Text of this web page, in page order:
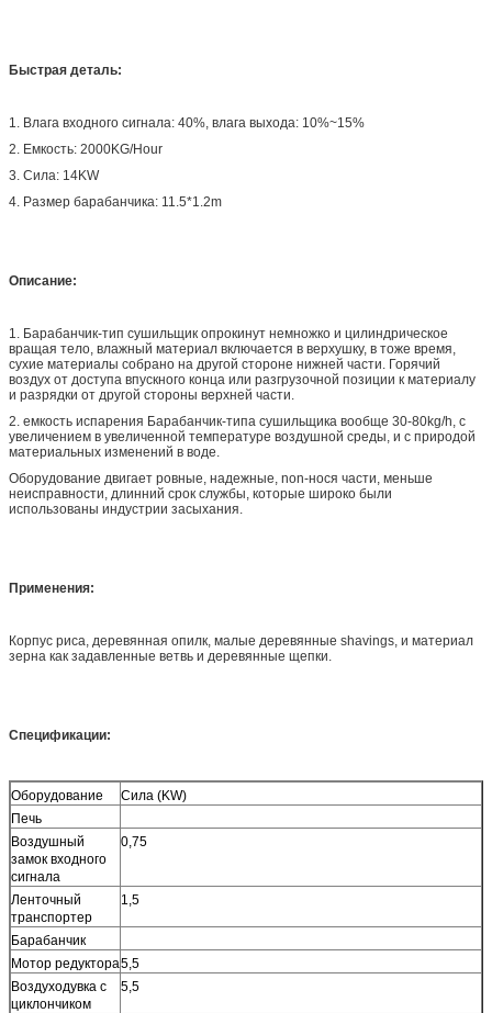
Быстрая деталь:
1. Влага входного сигнала: 40%, влага выхода: 10%~15%
2. Емкость: 2000KG/Hour
3. Сила: 14KW
4. Размер барабанчика: 11.5*1.2m
Описание:
1. Барабанчик-тип сушильщик опрокинут немножко и цилиндрическое
вращая тело, влажный материал включается в верхушку, в тоже время,
сухие материалы собрано на другой стороне нижней части. Горячий
воздух от доступа впускного конца или разгрузочной позиции к материалу
и разрядки от другой стороны верхней части.
2. емкость испарения Барабанчик-типа сушильщика вообще 30-80kg/h, с
увеличением в увеличенной температуре воздушной среды, и с природой
материальных изменений в воде.
Оборудование двигает ровные, надежные, non-нося части, меньше
неисправности, длинний срок службы, которые широко были
использованы индустрии засыхания.
Применения:
Корпус риса, деревянная опилк, малые деревянные shavings, и материал
зерна как задавленные ветвь и деревянные щепки.
Спецификации:
Оборудование
Сила (KW)
Печь
Воздушный
замок входного
сигнала
0,75
Ленточный
транспортер
1,5
Барабанчик
Мотор редуктора5,5
Воздуходувка с
циклончиком
5,5